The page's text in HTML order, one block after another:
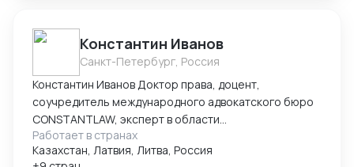
Константин Иванов
Санкт-Петербург, Россия
Константин Иванов Доктор права, доцент,
соучредитель международного адвокатского бюро
CONSTANTLAW, эксперт в области
внешнеэкономической деятельности,
сопровождения международных сделок и решения
Работает в странах
Казахстан, Латвия, Литва, Россия